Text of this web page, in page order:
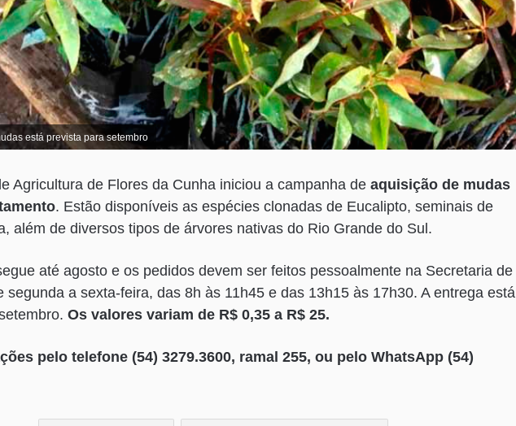
está prevista para setembro
Agricultura de Flores da Cunha iniciou a campanha de aquisição de mudas
. Estão disponíveis as espécies clonadas de Eucalipto, seminais de
além de diversos tipos de árvores nativas do Rio Grande do Sul.
até agosto e os pedidos devem ser feitos pessoalmente na Secretaria de
segunda a sexta-feira, das 8h às 11h45 e das 13h15 às 17h30. A entrega está
Os valores variam de R$ 0,35 a R$ 25.
pelo telefone (54) 3279.3600, ramal 255, ou pelo WhatsApp (54)